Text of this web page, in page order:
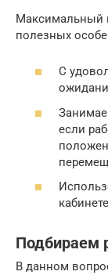
Максимальный
полезных
С
если
Подбираем
В данном